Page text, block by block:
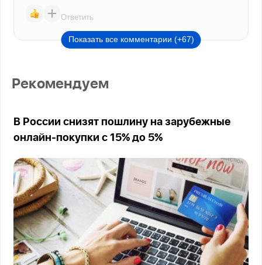
Ответить
Показать все комментарии (+67)
Рекомендуем
В России снизят пошлину на зарубежные
онлайн-покупки с 15% до 5%